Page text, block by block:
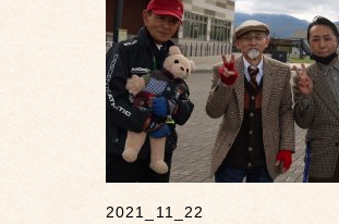
2021_11_22